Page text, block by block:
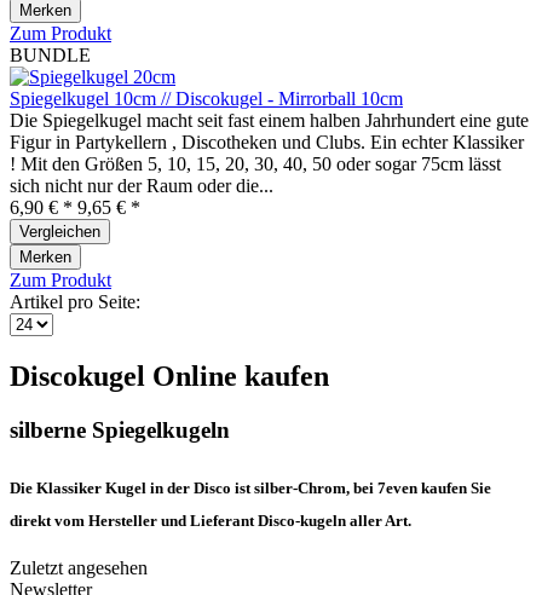
Merken
Zum Produkt
BUNDLE
Spiegelkugel 10cm // Discokugel - Mirrorball 10cm
Die Spiegelkugel macht seit fast einem halben Jahrhundert eine gute
Figur in Partykellern , Discotheken und Clubs. Ein echter Klassiker
! Mit den Größen 5, 10, 15, 20, 30, 40, 50 oder sogar 75cm lässt
sich nicht nur der Raum oder die...
6,90 € * 9,65 € *
Vergleichen
Merken
Zum Produkt
Artikel pro Seite:
Discokugel Online kaufen
silberne Spiegelkugeln
Die Klassiker Kugel in der Disco ist silber-Chrom, bei 7even kaufen Sie
direkt vom Hersteller und Lieferant Disco-kugeln aller Art.
Zuletzt angesehen
Newsletter